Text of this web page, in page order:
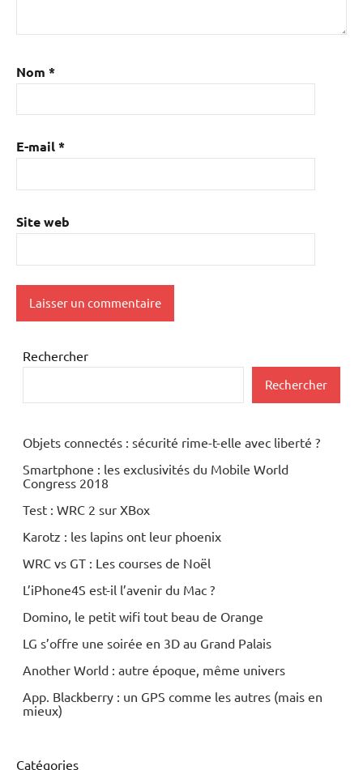
Nom *
E-mail*
Site web
Rechercher
Rechercher
Objets connectés : sécurité rime-t-elle avec liberté ?
Smartphone : les exclusivités du Mobile World
Congress 2018
Test : WRC 2 sur XBox
Karotz : les lapins ont leur phoenix
WRC vs GT : Les courses de Noël
L’iPhone4S est-il l’avenir du Mac ?
Domino, le petit wifi tout beau de Orange
LG s’offre une soirée en 3D au Grand Palais
Another World : autre époque, même univers
App. Blackberry : un GPS comme les autres (mais en
mieux)
Catégories